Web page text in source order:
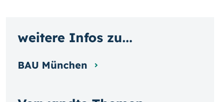
weitere Infos zu...
BAU München